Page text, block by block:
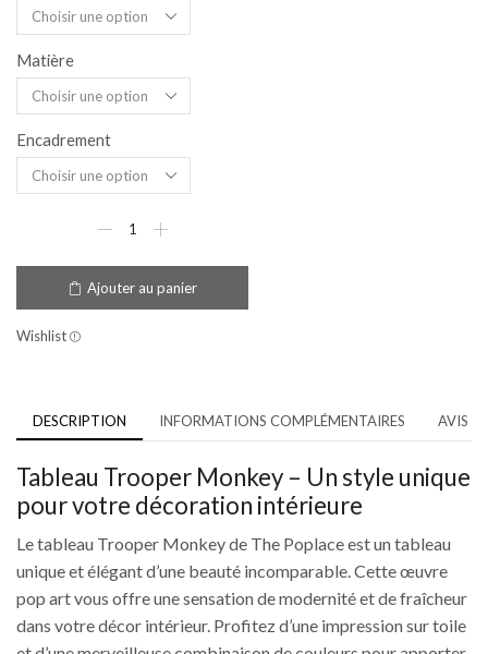
Matière
Encadrement
Ajouter au panier
Wishlist
DESCRIPTION INFORMATIONS COMPLÉMENTAIRES AVIS (1)
Tableau Trooper Monkey – Un style unique
pour votre décoration intérieure
Le tableau Trooper Monkey de The Poplace est un tableau
unique et élégant d’une beauté incomparable. Cette œuvre
pop art vous offre une sensation de modernité et de fraîcheur
dans votre décor intérieur. Profitez d’une impression sur toile